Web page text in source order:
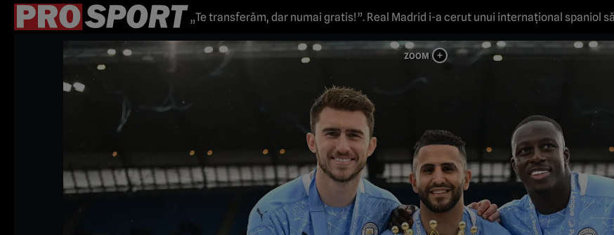
„Te transferăm, dar numai gratis!”. Real Madrid i-a cerut unui internațional spaniol